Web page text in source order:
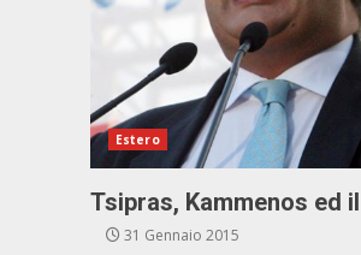
Estero
Tsipras, Kammenos ed
31 Gennaio 2015